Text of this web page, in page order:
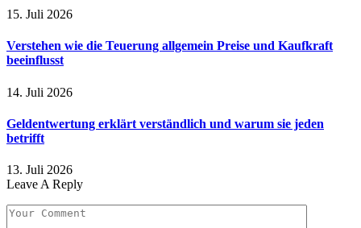
15. Juli 2026
Verstehen wie die Teuerung allgemein Preise und Kaufkraft
beeinflusst
14. Juli 2026
Geldentwertung erklärt verständlich und warum sie jeden
betrifft
13. Juli 2026
Leave A Reply